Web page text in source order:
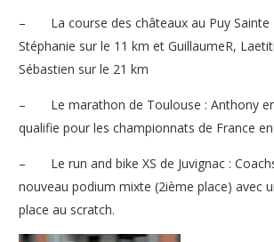
– La course des châteaux au Puy Sainte
Stéphanie sur le 11 km et GuillaumeR,
Sébastien sur le 21 km
– Le marathon de Toulouse : Anthony
qualifie pour les championnats de France
– Le run and bike XS de Juvignac :
nouveau podium mixte (2ième place) avec
place au scratch.